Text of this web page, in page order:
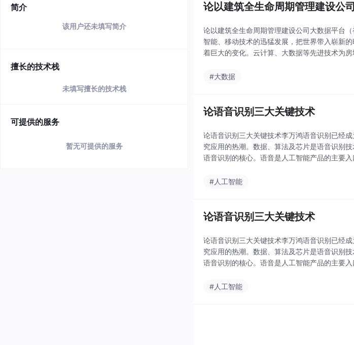
简介
该用户还未填写简介
擅长的技术栈
未填写擅长的技术栈
可提供的服务
暂无可提供的服务
论以建筑全生命周期管理建设公
论以建筑全生命周期管理建设公司大数
智能、移动技术的迅猛发展，把世界带入崭新
着巨大的变化。云计算、大数据等先进技术为
#大数据
论语音识别三大关键技术
论语音识别三大关键技术李万鸿语音识别已经
究应用的热潮。数据、算法及芯片是语音识别
语音识别的核心。语音是人工智能产品的主要
#人工智能
论语音识别三大关键技术
论语音识别三大关键技术李万鸿语音识别已经
究应用的热潮。数据、算法及芯片是语音识别
语音识别的核心。语音是人工智能产品的主要
#人工智能